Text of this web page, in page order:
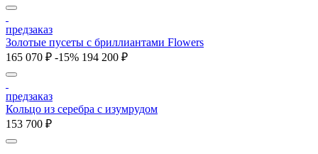
предзаказ
Золотые пусеты с бриллиантами Flowers
165 070 ₽ -15% 194 200 ₽
предзаказ
Кольцо из серебра с изумрудом
153 700 ₽